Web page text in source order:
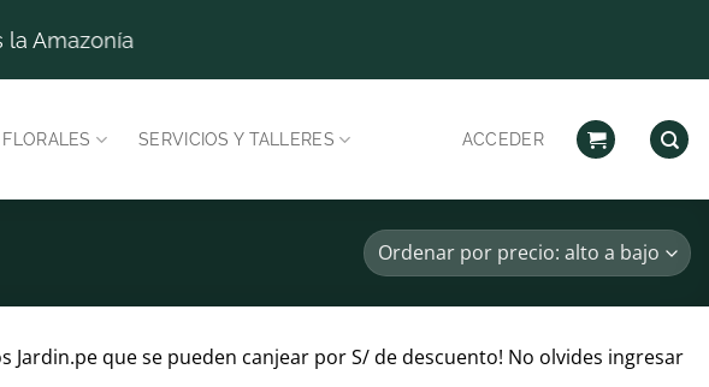
Amazonía
SERVICIOS Y TALLERES ACCEDER
que se pueden canjear por S/ de descuento! No olvides ingresar